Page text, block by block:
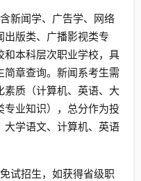
新闻学、广告学、网络
版类、广播影视类专
和本科层次职业学校，具
章查询。新闻系考生需
素质（计算机、英语、大
专业知识），总分作为投
大学语文、计算机、英语
试招生，如获得省级职